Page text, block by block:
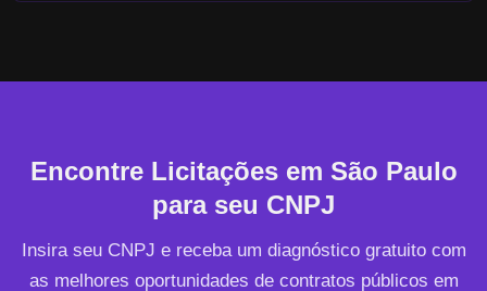
Encontre Licitações em São Paulo
para seu CNPJ
Insira seu CNPJ e receba um diagnóstico gratuito com
as melhores oportunidades de contratos públicos em